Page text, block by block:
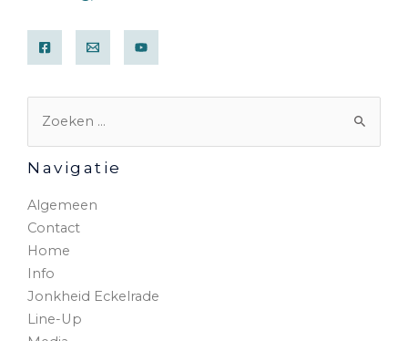
Navigatie
Algemeen
Contact
Home
Info
Jonkheid Eckelrade
Line-Up